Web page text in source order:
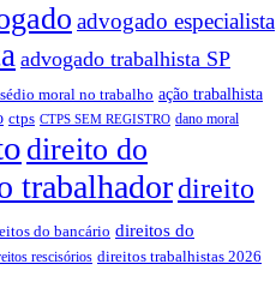
advogado especialista
advogado trabalhista SP
moral no trabalho ação trabalhista
ctps CTPS SEM REGISTRO dano moral
direito do
trabalhadordireito
do bancário direitos do
rescisórios direitos trabalhistas 2026